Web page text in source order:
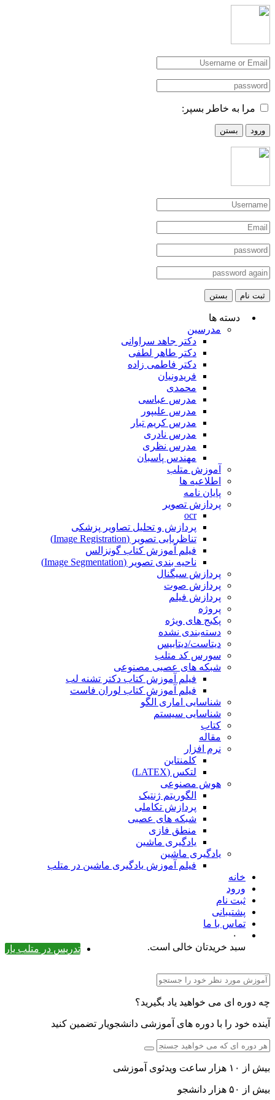
مرا به خاطر بسپر:
ورود بستن
ثبت نام بستن
دسته ها
مدرسین
دکتر جاهد سراوانی
دکتر طاهر لطفی
دکتر فاطمی زاده
فریدونیان
محمدی
مدرس عباسی
مدرس علیپور
مدرس کریم تبار
مدرس نادری
مدرس نظری
مهندس پاسبان
آموزش متلب
اطلاعیه ها
پایان نامه
پردازش تصویر
ocr
پردازش و تحلیل تصاویر پزشکی
تناظریابی تصویر (Image Registration)
فیلم آموزش کتاب گونزالس
ناحیه بندی تصویر (Image Segmentation)
پردازش سیگنال
پردازش صوت
پردازش فیلم
پروژه
پکیج های ویژه
دسته‌بندی نشده
دیتاست/دیتابیس
سورس کد متلب
شبکه های عصبی مصنوعی
فیلم آموزش کتاب دکتر تشنه لب
فیلم آموزش کتاب لوران فاست
شناسایی اماری الگو
شناسایی سیستم
کتاب
مقاله
نرم افزار
کلمنتاین
لتکس (LATEX)
هوش مصنوعی
الگوریتم ژنتیک
پردازش تکاملی
شبکه های عصبی
منطق فازی
یادگیری ماشین
یادگیری ماشین
فیلم آموزش یادگیری ماشین در متلب
خانه
ورود
ثبت نام
پشتیبانی
تماس با ما
۰
تدریس در متلب یار
سبد خریدتان خالی است.
چه دوره ای می خواهید یاد بگیرید؟
آینده خود را با دوره های آموزشی دانشجویار تضمین کنید
بیش از ۱۰ هزار ساعت ویدئوی آموزشی
بیش از ۵۰ هزار دانشجو